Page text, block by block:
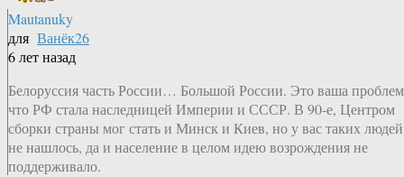
Mautanuky
для Ванёк26
6 лет назад
Белоруссия часть России… Большой России. Это ваша
что РФ стала наследницей Империи и СССР. В 90-е, Центром
сборки страны мог стать и Минск и Киев, но у вас таких людей
не нашлось, да и население в целом идею возрождения не
поддерживало.